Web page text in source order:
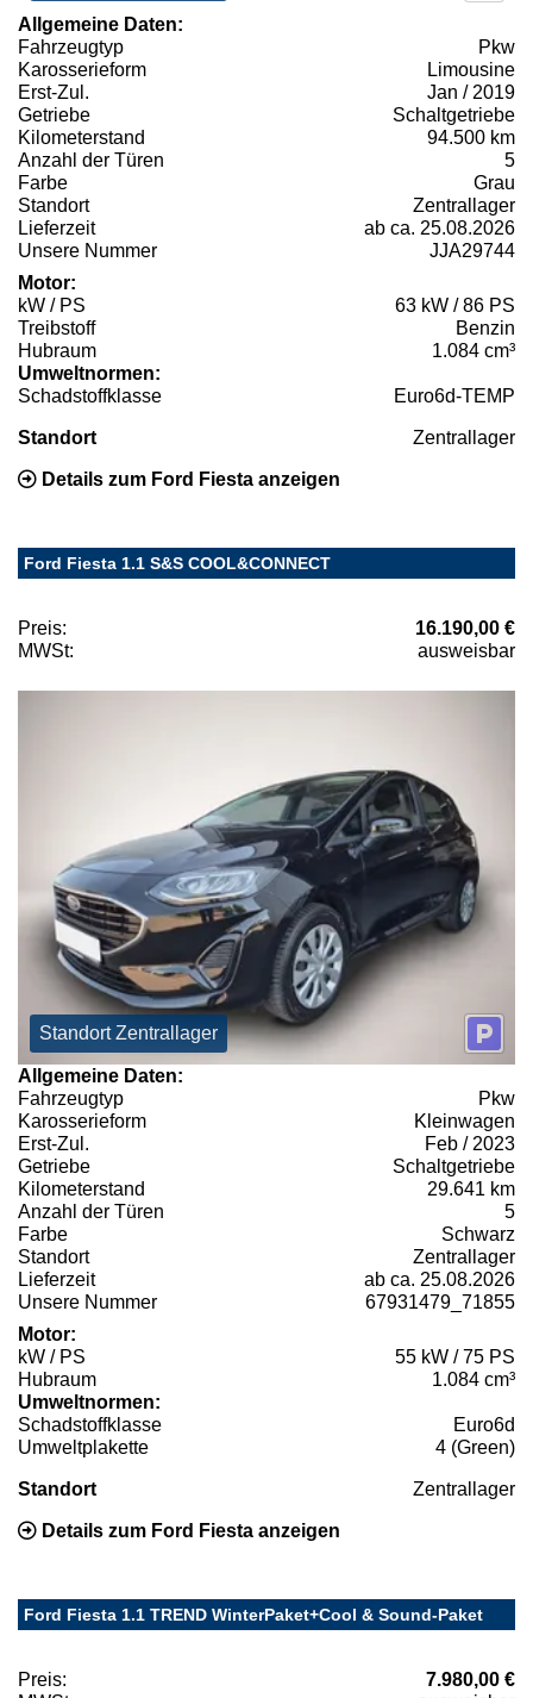
Allgemeine Daten:
Fahrzeugtyp
Pkw
Karosserieform
Limousine
Erst-Zul.
Jan / 2019
Getriebe
Schaltgetriebe
Kilometerstand
94.500 km
Anzahl der Türen
5
Farbe
Grau
Standort
Zentrallager
Lieferzeit
ab ca. 25.08.2026
Unsere Nummer
JJA29744
Motor:
kW / PS
63 kW / 86 PS
Treibstoff
Benzin
Hubraum
1.084 cm³
Umweltnormen:
Schadstoffklasse
Euro6d-TEMP
Standort Zentrallager
Details zum Ford Fiesta anzeigen
Ford Fiesta 1.1 S&S COOL&CONNECT
Preis:
16.190,00 €
MWSt:
ausweisbar
Standort Zentrallager
Allgemeine Daten:
Fahrzeugtyp
Pkw
Karosserieform
Kleinwagen
Erst-Zul.
Feb / 2023
Getriebe
Schaltgetriebe
Kilometerstand
29.641 km
Anzahl der Türen
5
Farbe
Schwarz
Standort
Zentrallager
Lieferzeit
ab ca. 25.08.2026
Unsere Nummer
67931479_71855
Motor:
kW / PS
55 kW / 75 PS
Hubraum
1.084 cm³
Umweltnormen:
Schadstoffklasse
Euro6d
Umweltplakette
4 (Green)
Standort Zentrallager
Details zum Ford Fiesta anzeigen
Ford Fiesta 1.1 TREND WinterPaket+Cool & Sound-Paket
Preis:
7.980,00 €